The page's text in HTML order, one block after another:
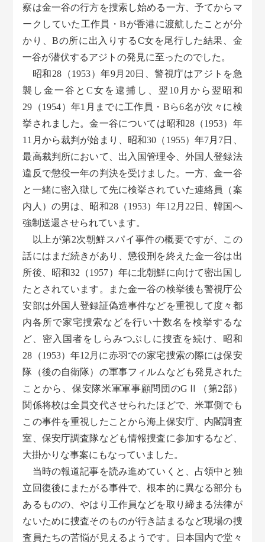
察は金一谷の行方を捜索し始める一方、予てからマ
ークしていた工作員・Bが香港に渡航したことが分
かり、Bの所に出入りするC女を尾行した結果、金
一谷が潜伏するアジトの発見に至ったのでした。
昭和28（1953）年9月20日、警視庁はアジトを急
襲し金一谷とC女を逮捕し、翌10月から翌昭和
29（1954）年1月までに工作員・Bら6名が次々に検
挙されました。金一谷については昭和28（1953）年
11月から裁判が始まり、昭和30（1955）年7月7日、
最高裁判所において、出入国管理令、外国人登録法
違反で懲役一年の判決を受けました。一方、金一谷
と一緒に密入獄して先に検挙されていた連絡員（案
内人）の男は、昭和28（1953）年12月22日、韓国へ
強制送還させられています。
以上が第2次朝鮮スパイ事件の概要ですが、この
話にはまだ続きがあり、懲役刑を終えた金一谷は出
所後、昭和32（1957）年に北朝鮮に向けて密出国し
たとされています。また金一谷の検挙後も警視庁公
安部は外国人登録証偽造事件などを重視して度々都
内各所で家宅捜索などを行い十数名を検挙するな
ど、密入国者をしらみつぶしに捜査を続け、昭和
28（1953）年12月に赤羽での家宅捜索の際には保安
隊（後の自衛隊）の軍事フィルムなども発見された
ことから、保安隊米軍軍事顧問団のGⅡ（第2部）
関係将校は全員交代させられたほどで、米軍側でも
この事件を重視したことから海上保安庁、内閣調査
室、保安庁調査隊なども情報捜査に参加するなど、
大掛かりな事案にもなっていました。
当時の報道記事を読み進めていくと、占領中と独
立回復後にまたがる事件で、根本的に異なる部分も
あるものの、やはり工作員などを取り締まる法律が
ないために捜査そのものが行き詰まるなど現場の捜
査員たちの苦悩が見えるようです。日本国内で堂々